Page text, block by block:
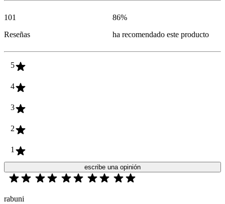
101
Reseñas
86%
ha recomendado este producto
5
4
3
2
1
escribe una opinión
rabuni